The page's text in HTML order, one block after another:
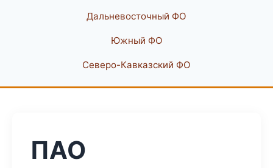
Дальневосточный ФО
Южный ФО
Северо-Кавказский ФО
ПАО